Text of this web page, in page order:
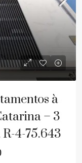
à
– 3
4-75.643